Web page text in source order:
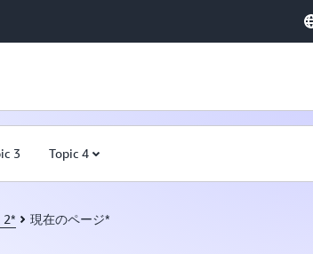
3 Topic 4
2* 現在のページ*